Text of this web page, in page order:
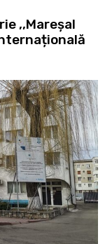
,,Mareșal